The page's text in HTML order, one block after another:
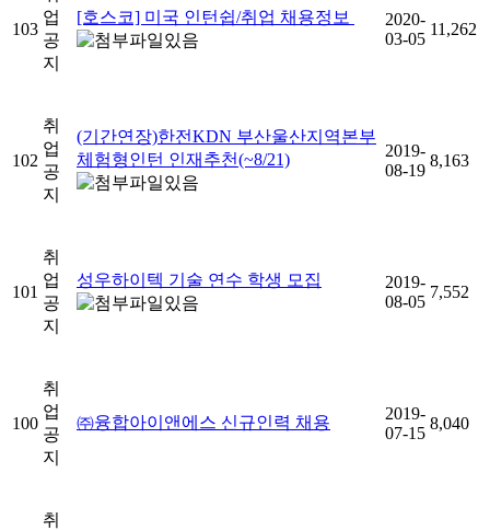
103
업
공
지
[호스코] 미국 인턴쉽/취업 채용정보
2020-
03-05
11,262
102
취
업
공
지
(기간연장)한전KDN 부산울산지역본부
체험형인턴 인재추천(~8/21)
2019-
08-19
8,163
101
취
업
공
지
성우하이텍 기술 연수 학생 모집
2019-
08-05
7,552
100
취
업
공
지
㈜융합아이앤에스 신규인력 채용
2019-
07-15
8,040
취